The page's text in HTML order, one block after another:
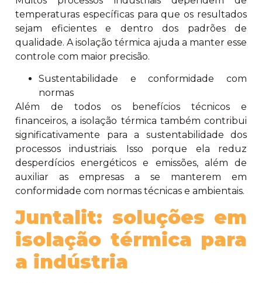
temperaturas específicas para que os resultados
sejam eficientes e dentro dos padrões de
qualidade. A isolação térmica ajuda a manter esse
controle com maior precisão.
Sustentabilidade e conformidade com
normas
Além de todos os benefícios técnicos e
financeiros, a isolação térmica também contribui
significativamente para a sustentabilidade dos
processos industriais. Isso porque ela reduz
desperdícios energéticos e emissões, além de
auxiliar as empresas a se manterem em
conformidade com normas técnicas e ambientais.
Juntalit: soluções em
isolação térmica para
a indústria